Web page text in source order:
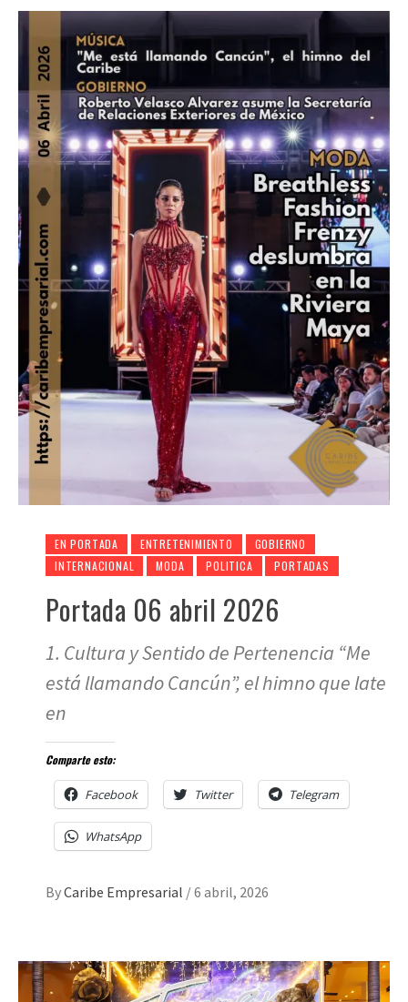
EN PORTADA ENTRETENIMIENTO
GOBIERNO
INTERNACIONAL
MODA POLITICA PORTADAS
Portada 06 abril 2026
1. Cultura y Sentido de Pertenencia “Me
está llamando Cancún”, el himno que late
en
Comparte esto:
Facebook Twitter Telegram
WhatsApp
ByCaribe Empresarial /6 abril, 2026